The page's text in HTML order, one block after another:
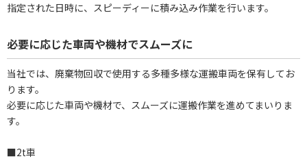
指定された日時に、スピーディーに積み込み作業を行います。
必要に応じた車両や機材でスムーズに
当社では、廃棄物回収で使用する多種多様な運搬車両を保有してお
ります。
必要に応じた車両や機材で、スムーズに運搬作業を進めてまいりま
す。
■2t車